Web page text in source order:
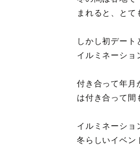
まれると、とて
しかし初デート
イルミネーショ
付き合って年月
は付き合って間
イルミネーショ
冬らしいイベン